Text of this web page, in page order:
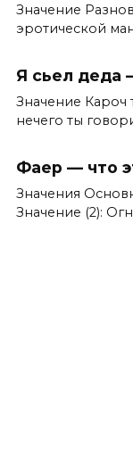
Значение
эротической
Я сьел деда
Значение Кароч
нечего ты
Фаер — что
Значения
Значение (2):